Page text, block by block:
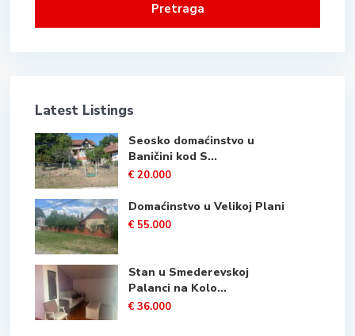
Pretraga
Latest Listings
Seosko domaćinstvo u
Baničini kod S...
€ 20.000
Domaćinstvo u Velikoj Plani
€ 55.000
Stan u Smederevskoj
Palanci na Kolo...
€ 36.000